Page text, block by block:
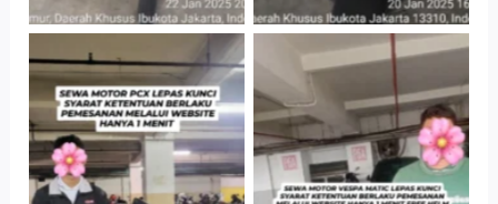
Hotel Kartika
Cityplaza